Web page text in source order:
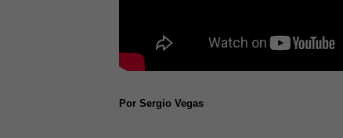
Por Sergio Vegas